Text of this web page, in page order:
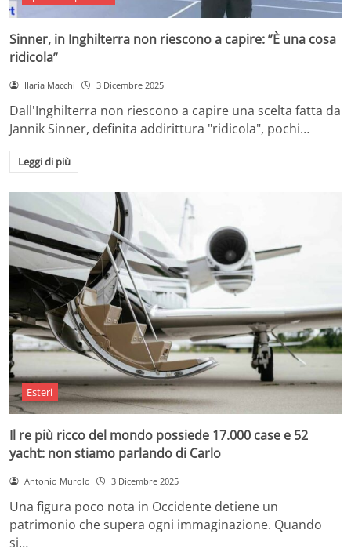
Sinner, in Inghilterra non riescono a capire: ”È una cosa
ridicola”
Ilaria Macchi 3 Dicembre 2025
Dall'Inghilterra non riescono a capire una scelta fatta da
Jannik Sinner, definita addirittura "ridicola", pochi…
Leggi di più
Esteri
Il re più ricco del mondo possiede 17.000 case e 52
yacht: non stiamo parlando di Carlo
Antonio Murolo 3 Dicembre 2025
Una figura poco nota in Occidente detiene un
patrimonio che supera ogni immaginazione. Quando
si…